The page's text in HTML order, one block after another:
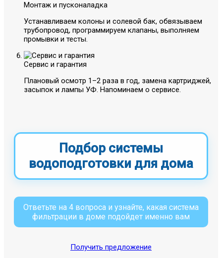
Монтаж и пусконаладка
Устанавливаем колоны и солевой бак, обвязываем
трубопровод, программируем клапаны, выполняем
промывки и тесты.
Сервис и гарантия
Плановый осмотр 1–2 раза в год, замена картриджей,
засыпок и лампы УФ. Напоминаем о сервисе.
Подбор системы
водоподготовки для дома
Ответьте на 4 вопроса и узнайте, какая система
фильтрации в доме подойдет именно вам
Получить предложение